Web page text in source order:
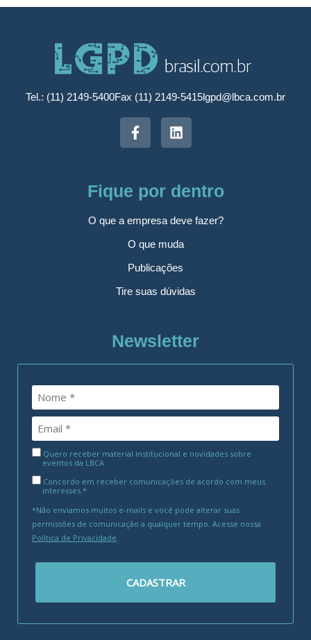
Tel.: (11) 2149-5400Fax (11) 2149-5415lgpd@lbca.com.br
Fique por dentro
O que a empresa deve fazer?
O que muda
Publicações
Tire suas dúvidas
Newsletter
Quero receber material institucional e novidades sobre
eventos da LBCA
Concordo em receber comunicações de acordo com meus
interesses.*
*Não enviamos muitos e-mails e você pode alterar suas
permissões de comunicação a qualquer tempo. Acesse nossa
Política de Privacidade.
CADASTRAR